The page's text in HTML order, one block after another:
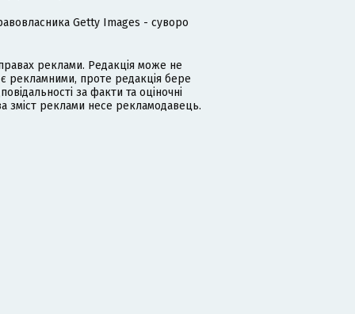
Getty Images - суворо
реклами. Редакція може не
рекламними, проте редакція бере
за факти та оціночні
зміст реклами несе рекламодавець.